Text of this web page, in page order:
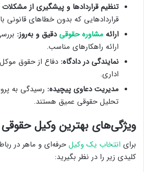
تنظیم قراردادها و پیشگیری از
قراردادهایی که بدون خطاهای قانونی
ارائه مشاوره حقوقی دقیق و به‌روز:
ارائه راهکارهای مناسب.
نمایندگی در دادگاه: دفاع از حقوق
اداری.
مدیریت دعاوی پیچیده: رسیدگی به
تحلیل حقوقی عمیق هستند.
ویژگی‌های بهترین وکیل حقوقی
برای انتخاب یک وکیل حرفه‌ای و ماهر در
کلیدی زیر را در نظر بگیرید: